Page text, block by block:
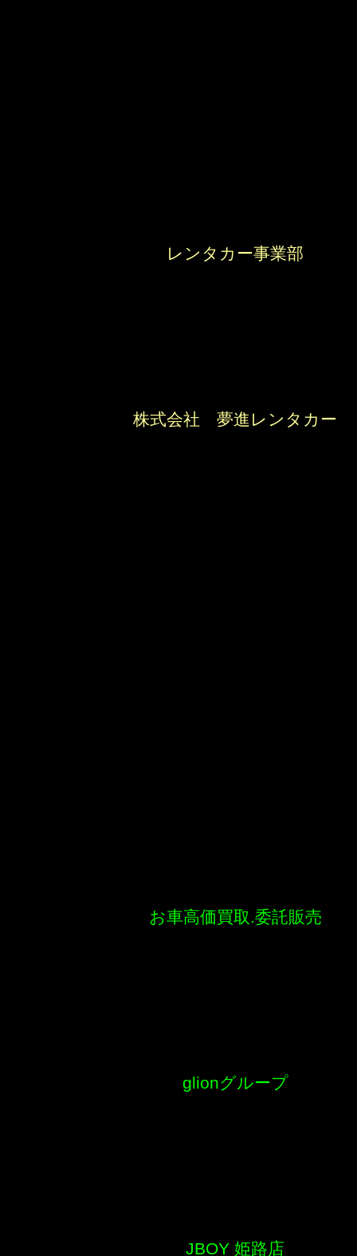
レンタカー事業部
株式会社 夢進レンタカー
お車高価買取.委託販売
glionグループ
JBOY 姫路店